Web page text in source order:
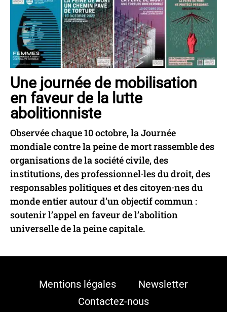
Une journée de mobilisation
en faveur de la lutte
abolitionniste
Observée chaque 10 octobre, la Journée
mondiale contre la peine de mort rassemble des
organisations de la société civile, des
institutions, des professionnel·les du droit, des
responsables politiques et des citoyen·nes du
monde entier autour d’un objectif commun :
soutenir l’appel en faveur de l’abolition
universelle de la peine capitale.
Mentions légales
Newsletter
Contactez-nous